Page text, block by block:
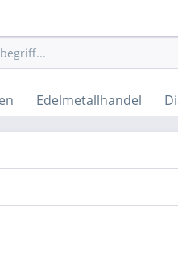
Edelmetallhandel